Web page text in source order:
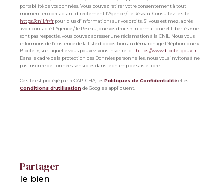
portabilité de vos données. Vous pouvez retirer votre consentement à tout
moment en contactant directement l’Agence / Le Réseau. Consultez le site
https://cnil.fr/fr pour plus d’informations sur vos droits. Si vous estimez, après
avoir contacté l'Agence / le Réseau, que vos droits « Informatique et Libertés » ne
sont pas respectés, vous pouvez adresser une réclamation à la CNIL. Nous vous
informons de l’existence de la liste d'opposition au démarchage téléphonique «
Bloctel », sur laquelle vous pouvez vous inscrire ici : https://www.bloctel.gouv.fr
Dans le cadre de la protection des Données personnelles, nous vous invitons à ne
pas inscrire de Données sensibles dans le champ de saisie libre.
Ce site est protégé par reCAPTCHA, lesPolitiques de Confidentialitéet es
Conditions d'utilisationde Google s'appliquent.
partager
le bien